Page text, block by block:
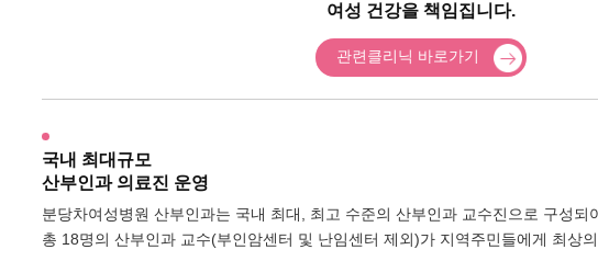
여성 건강을 책임집니다.
관련클리닉 바로가기
국내 최대규모
산부인과 의료진 운영
분당차여성병원 산부인과는 국내 최대, 최고 수준의 산부인과 교수진으로 구성되
총 18명의 산부인과 교수(부인암센터 및 난임센터 제외)가 지역주민들에게 최상